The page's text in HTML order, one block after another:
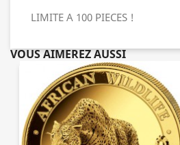
LIMITE A 100 PIECES !
VOUS AIMEREZ AUSSI